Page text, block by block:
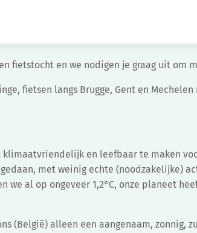
fietstocht en we nodigen je graag uit om
fietsen langs Brugge, Gent en
en leefbaar te maken
met weinig echte (noodzakelijke)
al op ongeveer 1,2°C, onze planeet
(België) alleen een aangenaam, zonnig,